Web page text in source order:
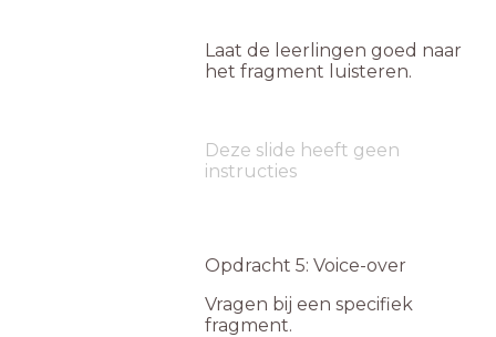
Laat de leerlingen goed naar
het fragment luisteren.
Deze slide heeft geen
instructies
Opdracht 5: Voice-over
Vragen bij een specifiek
fragment.